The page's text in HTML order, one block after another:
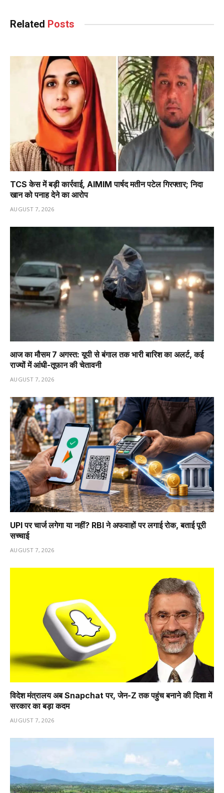
Related Posts
TCS केस में बड़ी कार्रवाई, AIMIM पार्षद मतीन पटेल गिरफ्तार; निदा
खान को पनाह देने का आरोप
AUGUST 7, 2026
आज का मौसम 7 अगस्त: यूपी से बंगाल तक भारी बारिश का अलर्ट, कई
राज्यों में आंधी-तूफान की चेतावनी
AUGUST 7, 2026
UPI पर चार्ज लगेगा या नहीं? RBI ने अफवाहों पर लगाई रोक, बताई पूरी
सच्चाई
AUGUST 7, 2026
विदेश मंत्रालय अब Snapchat पर, जेन-Z तक पहुंच बनाने की दिशा में
सरकार का बड़ा कदम
AUGUST 7, 2026